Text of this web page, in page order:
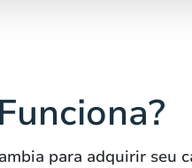
para adquirir seu